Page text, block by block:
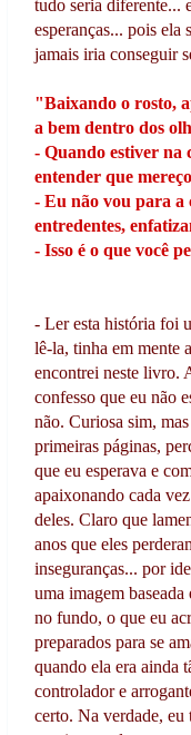
tudo seria diferente...
esperanças... pois ela
jamais iria conseguir
"Baixando o rosto,
a bem dentro dos
- Quando estiver na
entender que
- Eu não vou para a
entredentes,
- Isso é o que você
- Ler esta história foi
lê-la, tinha em mente
encontrei neste livro.
confesso que eu não
não. Curiosa sim,
primeiras páginas,
que eu esperava e
apaixonando cada
deles. Claro que
anos que eles
inseguranças... por
uma imagem
no fundo, o que eu
preparados para se
quando ela era ainda
controlador e
certo. Na verdade, eu